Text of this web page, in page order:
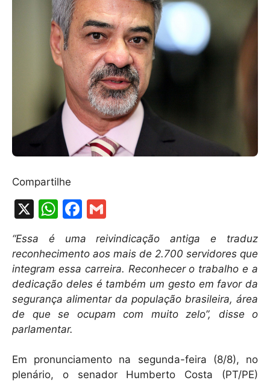
Compartilhe
X
W
at
s
A
p
p
F
c
e
b
o
o
m
ai
l
“Essa é uma reivindicação antiga e traduz
reconhecimento aos mais de 2.700 servidores que
integram essa carreira. Reconhecer o trabalho e a
dedicação deles é também um gesto em favor da
segurança alimentar da população brasileira, área
de que se ocupam com muito zelo”, disse o
parlamentar.
Em pronunciamento na segunda-feira (8/8), no
plenário, o senador Humberto Costa (PT/PE)